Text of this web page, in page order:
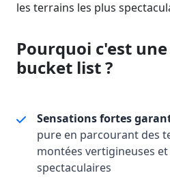
les terrains les plus
Pourquoi c'est
bucket list ?
Sensations fortes
pure en parcourant des
montées vertigineuses
spectaculaires